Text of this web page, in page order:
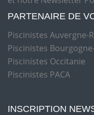
PARTENAIRE DE
Piscinistes Auvergne-
Piscinistes
Piscinistes Occitanie
Piscinistes PACA
INSCRIPTION